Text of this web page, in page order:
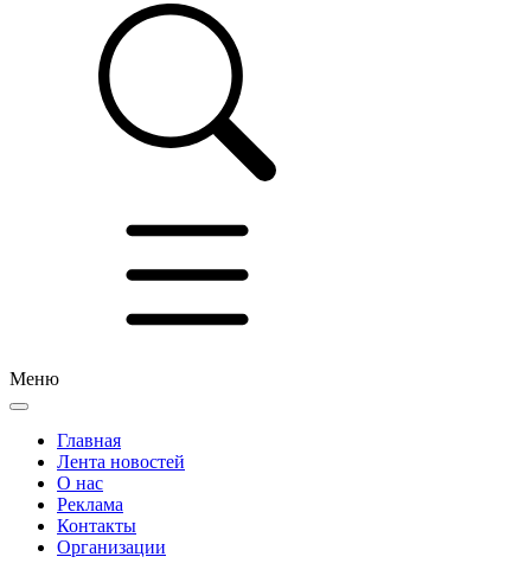
Меню
Главная
Лента новостей
О нас
Реклама
Контакты
Организации